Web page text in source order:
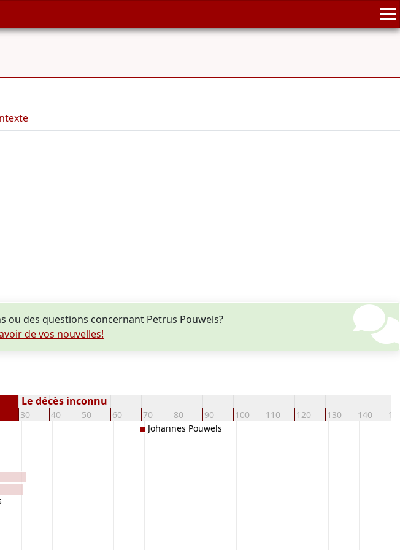
ou des questions concernant Petrus Pouwels?
de vos nouvelles!
30 40 50 60 70 80 90 100 110 120 130 140
Le décès inconnu
Johannes Pouwels